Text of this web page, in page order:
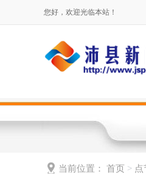
您好，欢迎光临本站！
当前位置： 首页 > 点